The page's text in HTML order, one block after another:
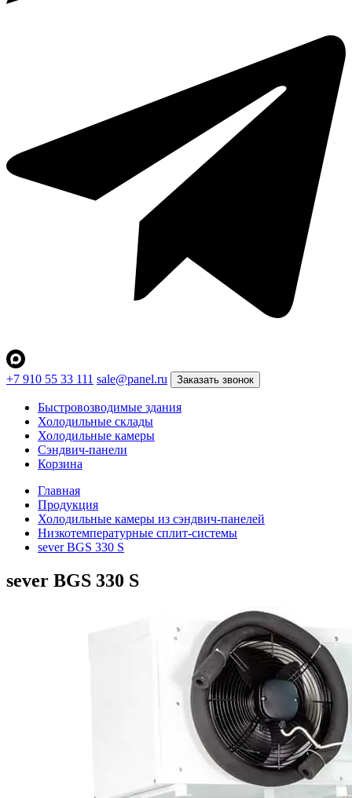
+7 910 55 33 111 sale@panel.ru Заказать звонок
Быстровозводимые здания
Холодильные склады
Холодильные камеры
Сэндвич-панели
Корзина
Главная
Продукция
Холодильные камеры из сэндвич-панелей
Низкотемпературные сплит-системы
sever BGS 330 S
sever BGS 330 S